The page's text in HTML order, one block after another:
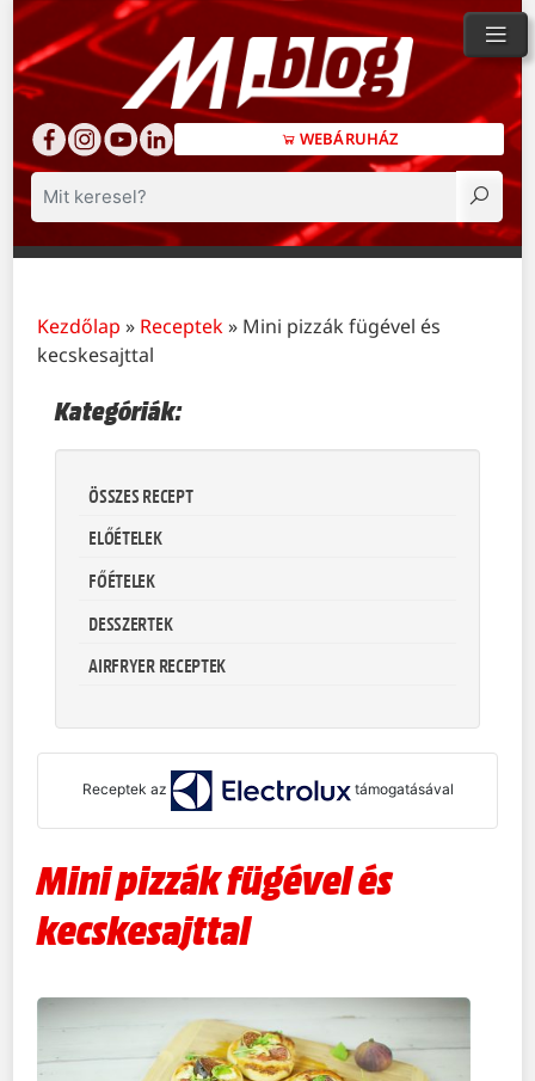
WEBÁRUHÁZ
Keresés
Kezdőlap » Receptek» Mini pizzák fügével és
kecskesajttal
Kategóriák:
ÖSSZES RECEPT
ELŐÉTELEK
FŐÉTELEK
DESSZERTEK
AIRFRYER RECEPTEK
Receptek az támogatásával
Mini pizzák fügével és
kecskesajttal